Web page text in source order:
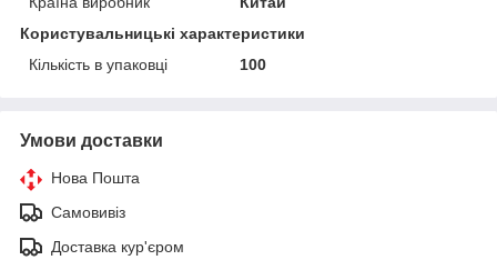
Користувальницькі характеристики
Кількість в упаковці
100
Умови доставки
Нова Пошта
Самовивіз
Доставка кур'єром